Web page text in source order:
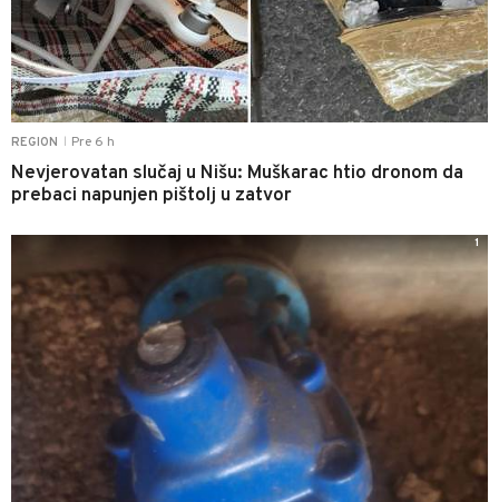
REGION Pre 6 h
Nevjerovatan slučaj u Nišu: Muškarac htio dronom da
prebaci napunjen pištolj u zatvor
1